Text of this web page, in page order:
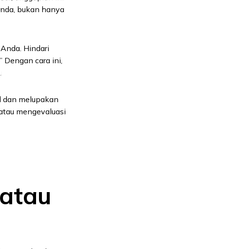
bukan hanya
Hindari
Dengan cara ini,
dan melupakan
mengevaluasi